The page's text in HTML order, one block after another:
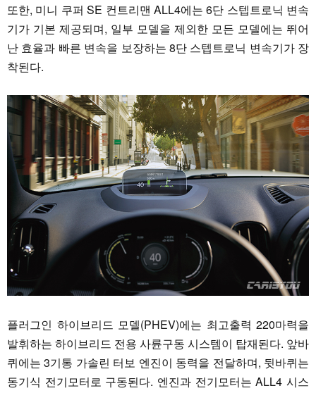
또한, 미니 쿠퍼 SE 컨트리맨 ALL4에는 6단 스텝트로닉 변속
기가 기본 제공되며, 일부 모델을 제외한 모든 모델에는 뛰어
난 효율과 빠른 변속을 보장하는 8단 스텝트로닉 변속기가 장
착된다.
플러그인 하이브리드 모델(PHEV)에는 최고출력 220마력을
발휘하는 하이브리드 전용 사륜구동 시스템이 탑재된다. 앞바
퀴에는 3기통 가솔린 터보 엔진이 동력을 전달하며, 뒷바퀴는
동기식 전기모터로 구동된다. 엔진과 전기모터는 ALL4 시스